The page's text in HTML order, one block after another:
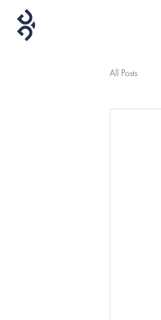
All Posts